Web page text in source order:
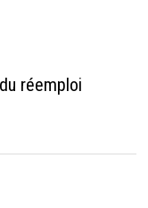
réemploi